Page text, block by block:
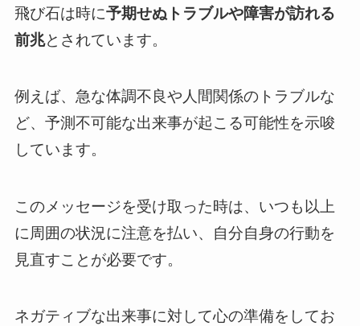
飛び石は時に予期せぬトラブルや障害が訪れる
前兆とされています。
例えば、急な体調不良や人間関係のトラブルな
ど、予測不可能な出来事が起こる可能性を示唆
しています。
このメッセージを受け取った時は、いつも以上
に周囲の状況に注意を払い、自分自身の行動を
見直すことが必要です。
ネガティブな出来事に対して心の準備をしてお